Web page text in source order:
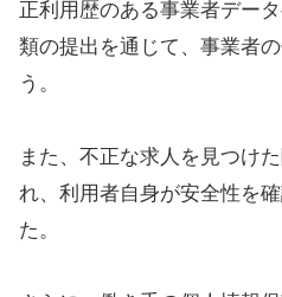
正利用歴のある事業者デー
類の提出を通じて、事業者
う。
また、不正な求人を見つけ
れ、利用者自身が安全性を
た。